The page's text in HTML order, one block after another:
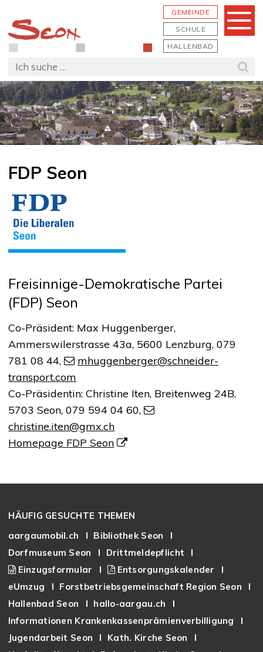
GEMEINDE
SCHULE
HALLENBAD
Menu
Suchbegriff
FDP Seon
Freisinnige-Demokratische Partei
(FDP) Seon
Co-Präsident: Max Huggenberger,
Ammerswilerstrasse 43a, 5600 Lenzburg, 079
781 08 44,
mhuggenberger@schneider-
transport.com
Co-Präsidentin: Christine Iten, Breitenweg 24B,
5703 Seon, 079 594 04 60,
christine.iten@gmx.ch
Homepage FDP Seon
HÄUFIG GESUCHTE THEMEN
aargaumobil.ch
Bibliothek Seon
Dorfmuseum Seon
Drittmeldepflicht
Einzugsformular
Entsorgungskalender
eUmzug
Forstbetriebsgemeinschaft Region Seon
Hallenbad Seon
hallo-aargau.ch
Informationen Krankenkassenprämienverbilligung
Jugendarbeit Seon
Kath. Kirche Seon